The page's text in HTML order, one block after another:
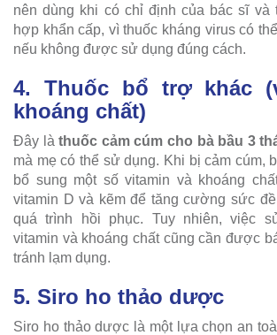
nên dùng khi có chỉ định của bác sĩ và
hợp khẩn cấp, vì thuốc kháng virus có
nếu không được sử dụng đúng cách.
4. Thuốc bổ trợ khác
khoáng chất)
Đây làthuốc cảm cúm cho bà bầu 3
mà mẹ có thể sử dụng. Khi bị cảm cúm,
bổ sung một số vitamin và khoáng
vitamin D và kẽm để tăng cường sức
quá trình hồi phục. Tuy nhiên, việc
vitamin và khoáng chất cũng cần được
tránh lạm dụng.
5. Siro ho thảo dược
Siro ho thảo dược là một lựa chọn an